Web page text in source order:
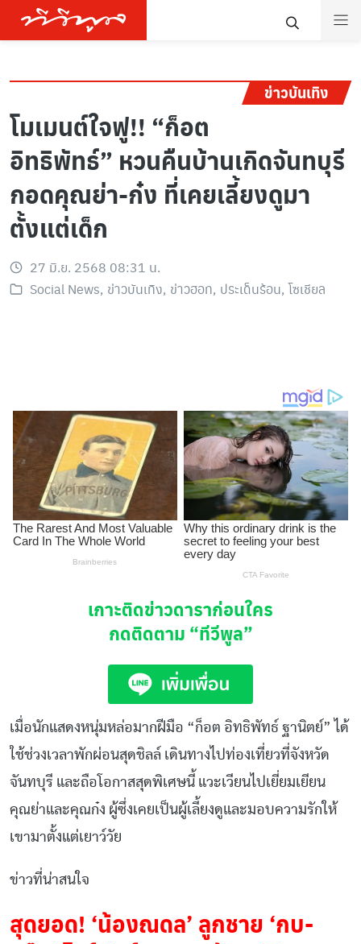
ข่าวบันเทิง
โมเมนต์ใจฟู!! “ก็อต
อิทธิพัทธ์” หวนคืนบ้านเกิดจันทบุรี
กอดคุณย่า-ก๋ง ที่เคยเลี้ยงดูมา
ตั้งแต่เด็ก
27 มิ.ย. 2568 08:31 น.
Social News, ข่าวบันเทิง, ข่าวฮอท, ประเด็นร้อน, โซเชียล
เกาะติดข่าวดาราก่อนใคร
กดติดตาม “ทีวีพูล”
เมื่อนักแสดงหนุ่มหล่อมากฝีมือ “ก็อต อิทธิพัทธ์ ฐานิตย์” ได้
ใช้ช่วงเวลาพักผ่อนสุดชิลล์ เดินทางไปท่องเที่ยวที่จังหวัด
จันทบุรี และถือโอกาสสุดพิเศษนี้ แวะเวียนไปเยี่ยมเยียน
คุณย่าและคุณก๋ง ผู้ซึ่งเคยเป็นผู้เลี้ยงดูและมอบความรักให้
เขามาตั้งแต่เยาว์วัย
ข่าวที่น่าสนใจ
สุดยอด! ‘น้องณดล’ ลูกชาย ‘กบ-